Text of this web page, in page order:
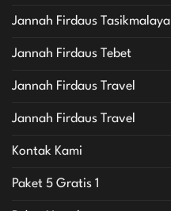
Jannah Firdaus Tasikmalaya
Jannah Firdaus Tebet
Jannah Firdaus Travel
Jannah Firdaus Travel
Kontak Kami
Paket 5 Gratis 1